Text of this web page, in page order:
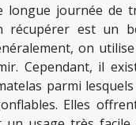
longue journée de
récupérer est un
on
Cependant, il
parmi
Elles